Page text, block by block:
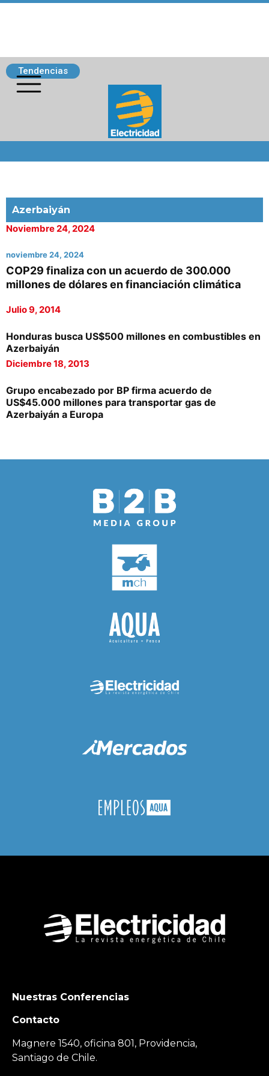
Tendencias
Azerbaiyán
Noviembre 24, 2024
noviembre 24, 2024
COP29 finaliza con un acuerdo de 300.000
millones de dólares en financiación climática
Julio 9, 2014
Honduras busca US$500 millones en combustibles en
Azerbaiyán
Diciembre 18, 2013
Grupo encabezado por BP firma acuerdo de
US$45.000 millones para transportar gas de
Azerbaiyán a Europa
Nuestras Conferencias
Contacto
Magnere 1540, oficina 801, Providencia,
Santiago de Chile.